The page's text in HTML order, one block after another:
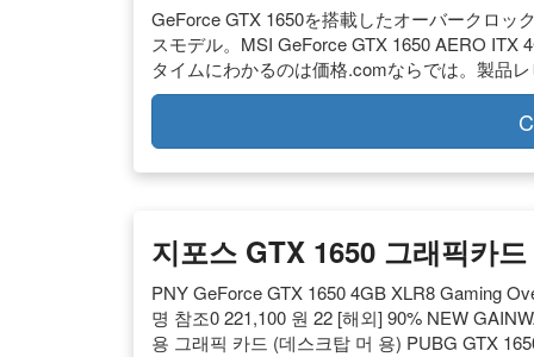
GeForce GTX 1650を搭載したオーバークロッ
スモデル。MSI GeForce GTX 1650 AERO ITX
タイムにわかるのは価格.comならでは。製品
지포스 GTX 1650 그래픽카
PNY GeForce GTX 1650 4GB XLR8 Gaming
명 참조0 221,100 원 22 [해외] 90% NEW
용 그래픽 카드 (데스크탑 머 용) PUBG GTX